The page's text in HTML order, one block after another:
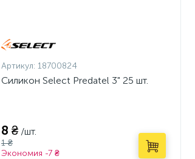
Артикул: 18700824
Силикон Select Predatel 3" 25 шт.
8 ₴ /шт.
1 ₴
Экономия -7 ₴